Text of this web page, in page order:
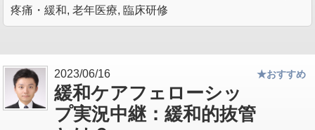
疼痛・緩和, 老年医療, 臨床研修
2023/06/16
緩和ケアフェローシッ
プ実況中継：緩和的抜管
★おすすめ